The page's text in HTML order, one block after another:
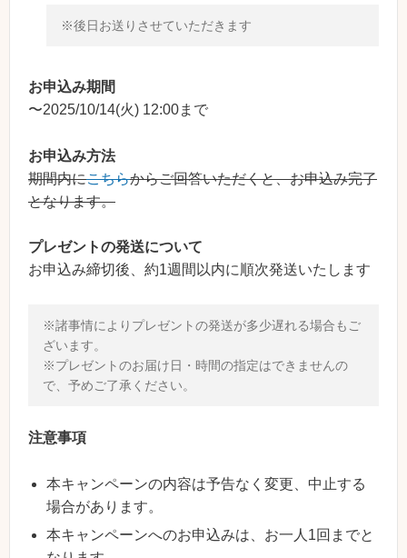
※後日お送りさせていただきます
お申込み期間
〜2025/10/14(火) 12:00まで
お申込み方法
期間内にこちらからご回答いただくと、お申込み完了
となります。
プレゼントの発送について
お申込み締切後、約1週間以内に順次発送いたします
※諸事情によりプレゼントの発送が多少遅れる場合もご
ざいます。
※プレゼントのお届け日・時間の指定はできませんの
で、予めご了承ください。
注意事項
本キャンペーンの内容は予告なく変更、中止する
場合があります。
本キャンペーンへのお申込みは、お一人1回までと